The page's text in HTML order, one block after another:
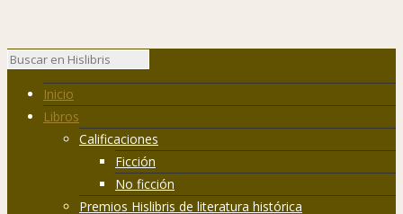
Inicio
Libros
Calificaciones
Ficción
No ficción
Premios Hislibris de literatura histórica